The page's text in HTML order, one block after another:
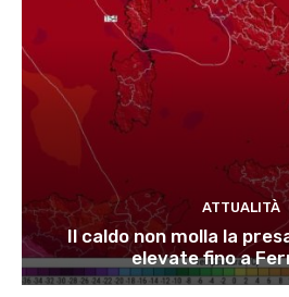
ATTUALITÀ
Il caldo non molla la
elevate fino a